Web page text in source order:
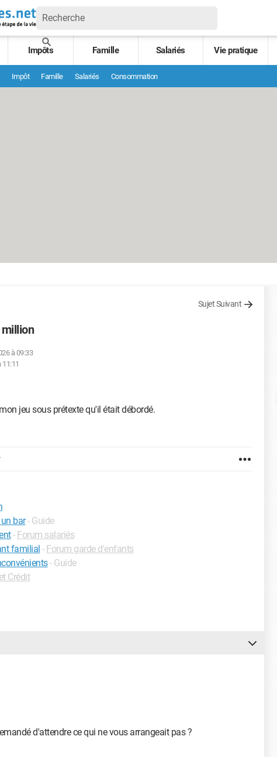
Impôts Famille Salariés Vie pratique
Impôt Famille Salariés Consommation
Sujet Suivant
à 09:33
11:11
jeu sous prétexte qu'il était débordé.
bar- Guide
- Forum salariés
familial - Forum garde d'enfants
- Guide
Crédit
d'attendre ce qui ne vous arrangeait pas ?